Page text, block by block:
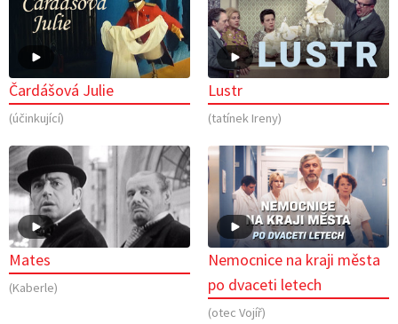
Čardášová Julie
(účinkující)
Lustr
(tatínek Ireny)
Mates
(Kaberle)
Nemocnice na kraji města
po dvaceti letech
(otec Vojíř)